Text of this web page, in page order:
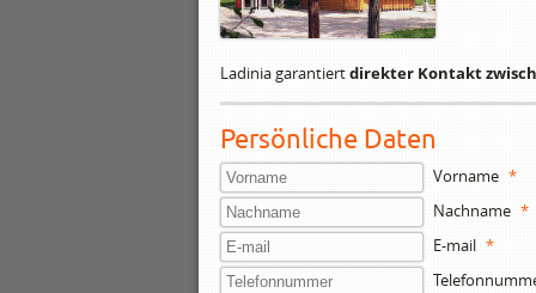
Ladinia garantiertdirekter Kontakt
Persönliche Daten
Vorname *
Nachname *
E-mail *